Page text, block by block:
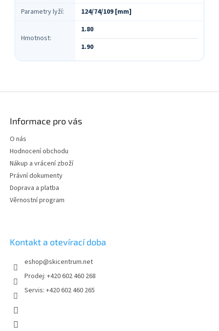
Parametry lyží: 124/74/109 [mm]
Hmotnost:
1.80
1.90
Informace pro vás
O nás
Hodnocení obchodu
Nákup a vrácení zboží
Právní dokumenty
Doprava a platba
Věrnostní program
Kontakt a otevírací doba
eshop@skicentrum.net
Prodej: +420 602 460 268
Servis: +420 602 460 265